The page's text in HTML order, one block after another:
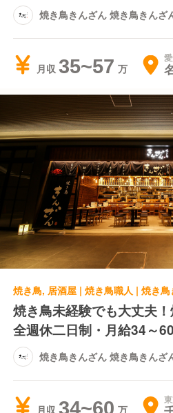
焼き鳥きんざん 焼き鳥きんざ
月収 35~57
焼き鳥未経験でも大丈夫
全週休二日制・月給34～60
焼き鳥きんざん 焼き鳥きん
月収 34~60